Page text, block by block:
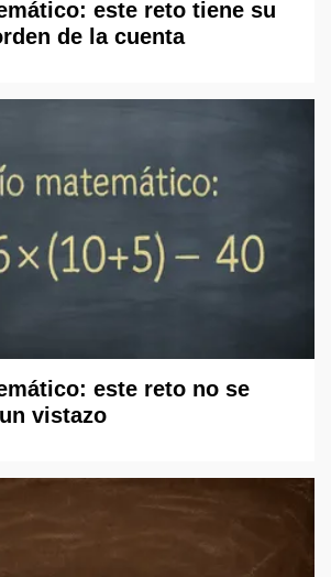
este reto tiene su
de la cuenta
este reto no se
vistazo